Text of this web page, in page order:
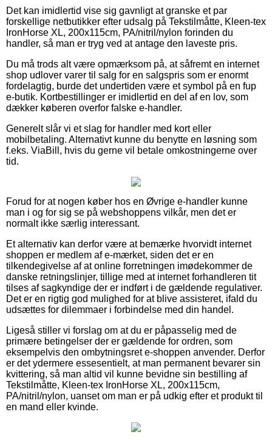
Det kan imidlertid vise sig gavnligt at granske et par
forskellige netbutikker efter udsalg på Tekstilmåtte, Kleen-tex
IronHorse XL, 200x115cm, PA/nitril/nylon forinden du
handler, så man er tryg ved at antage den laveste pris.
Du må trods alt være opmærksom på, at såfremt en internet
shop udlover varer til salg for en salgspris som er enormt
fordelagtig, burde det undertiden være et symbol på en fup
e-butik. Kortbestillinger er imidlertid en del af en lov, som
dækker køberen overfor falske e-handler.
Generelt slår vi et slag for handler med kort eller
mobilbetaling. Alternativt kunne du benytte en løsning som
f.eks. ViaBill, hvis du gerne vil betale omkostningerne over
tid.
Forud for at nogen køber hos en Øvrige e-handler kunne
man i og for sig se på webshoppens vilkår, men det er
normalt ikke særlig interessant.
Et alternativ kan derfor være at bemærke hvorvidt internet
shoppen er medlem af e-mærket, siden det er en
tilkendegivelse af at online forretningen imødekommer de
danske retningslinjer, tillige med at internet forhandleren tit
tilses af sagkyndige der er indført i de gældende regulativer.
Det er en rigtig god mulighed for at blive assisteret, ifald du
udsættes for dilemmaer i forbindelse med din handel.
Ligeså stiller vi forslag om at du er påpasselig med de
primære betingelser der er gældende for ordren, som
eksempelvis den ombytningsret e-shoppen anvender. Derfor
er det ydermere essesentielt, at man permanent bevarer sin
kvittering, så man altid vil kunne bevidne sin bestilling af
Tekstilmåtte, Kleen-tex IronHorse XL, 200x115cm,
PA/nitril/nylon, uanset om man er på udkig efter et produkt til
en mand eller kvinde.